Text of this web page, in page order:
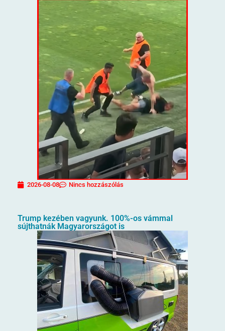
2026-08-08 Nincs hozzászólás
Trump kezében vagyunk. 100%-os vámmal
sújthatnák Magyarországot is